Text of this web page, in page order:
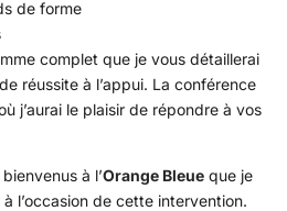
de forme
complet que je vous détaillerai
réussite à l’appui. La conférence
j’aurai le plaisir de répondre à vos
à l’Orange Bleue que je
l’occasion de cette intervention.